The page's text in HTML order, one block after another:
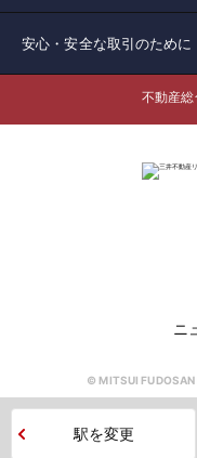
駅を変更
安心・安全な取引のために
不動産
ニ
© MITSUI